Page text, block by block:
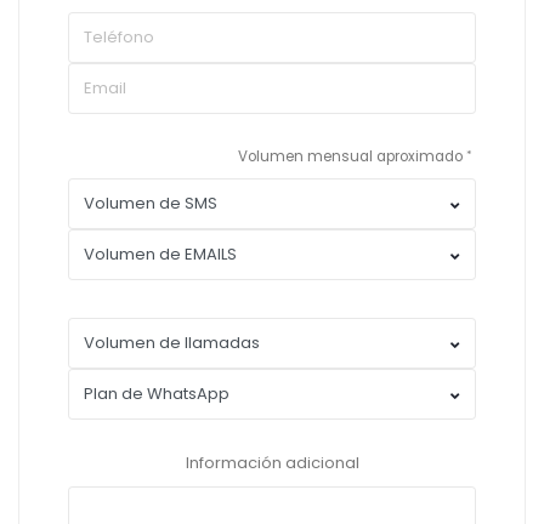
Volumen mensual aproximado
Información adicional